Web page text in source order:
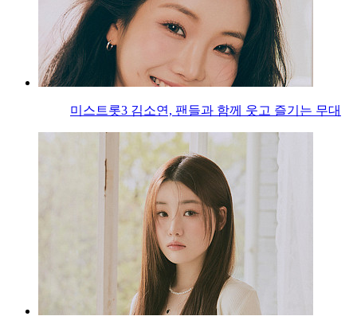
미스트롯3 김소연, 팬들과 함께 웃고 즐기는 무대